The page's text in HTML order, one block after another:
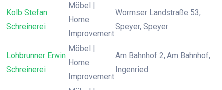
Kolb Stefan
Schreinerei
Möbel |
Home
Improvement
Wormser Landstraße 53,
Speyer, Speyer
Lohbrunner Erwin
Schreinerei
Möbel |
Home
Improvement
Am Bahnhof 2, Am Bahnhof,
Ingenried